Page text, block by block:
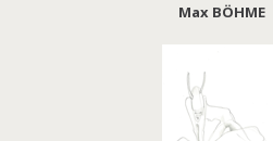
Max BÖHME